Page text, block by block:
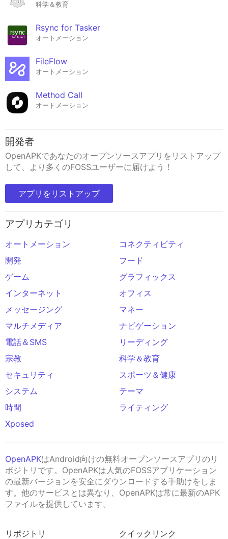
科学＆教育
Rsync for Tasker
オートメーション
FileFlow
オートメーション
Method Call
オートメーション
開発者
OpenAPKであなたのオープンソースアプリをリストアップ
して、より多くのFOSSユーザーに届けよう！
アプリをリストアップ
アプリカテゴリ
オートメーション
コネクティビティ
開発
フード
ゲーム
グラフィックス
インターネット
オフィス
メッセージング
マネー
マルチメディア
ナビゲーション
電話＆SMS
リーディング
宗教
科学＆教育
セキュリティ
スポーツ＆健康
システム
テーマ
時間
ライティング
Xposed
OpenAPKはAndroid向けの無料オープンソースアプリのリ
ポジトリです。OpenAPKは人気のFOSSアプリケーション
の最新バージョンを安全にダウンロードする手助けをしま
す。他のサービスとは異なり、OpenAPKは常に最新のAPK
ファイルを提供しています。
リポジトリ クイックリンク